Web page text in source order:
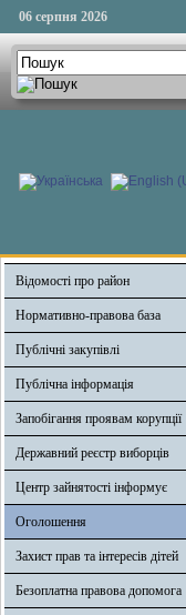
06 серпня 2026
Відомості про район
Нормативно-правова база
Публічні закупівлі
Публічна інформація
Запобігання проявам корупції
Державний реєстр виборців
Центр зайнятості інформує
Оголошення
Захист прав та інтересів дітей
Безоплатна правова допомога